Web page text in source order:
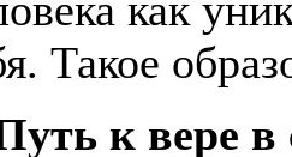
Такое
к вере в